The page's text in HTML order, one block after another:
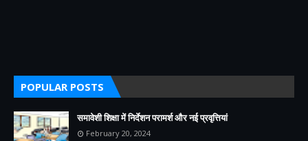
POPULAR POSTS
समावेशी शिक्षा में निर्देशन परामर्श और नई प्रवृत्तियां
February 20, 2024